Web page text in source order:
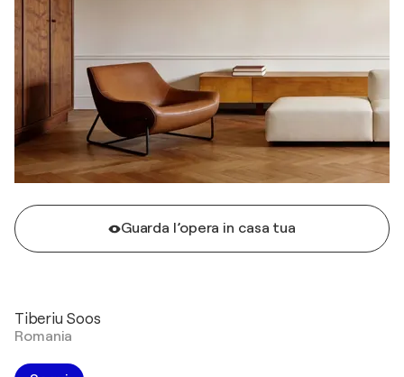
Guarda l’opera in casa tua
Tiberiu Soos
Romania